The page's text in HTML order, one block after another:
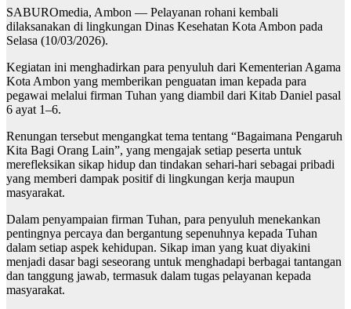
SABUROmedia, Ambon — Pelayanan rohani kembali
dilaksanakan di lingkungan Dinas Kesehatan Kota Ambon pada
Selasa (10/03/2026).
Kegiatan ini menghadirkan para penyuluh dari Kementerian Agama
Kota Ambon yang memberikan penguatan iman kepada para
pegawai melalui firman Tuhan yang diambil dari Kitab Daniel pasal
6 ayat 1–6.
Renungan tersebut mengangkat tema tentang “Bagaimana Pengaruh
Kita Bagi Orang Lain”, yang mengajak setiap peserta untuk
merefleksikan sikap hidup dan tindakan sehari-hari sebagai pribadi
yang memberi dampak positif di lingkungan kerja maupun
masyarakat.
Dalam penyampaian firman Tuhan, para penyuluh menekankan
pentingnya percaya dan bergantung sepenuhnya kepada Tuhan
dalam setiap aspek kehidupan. Sikap iman yang kuat diyakini
menjadi dasar bagi seseorang untuk menghadapi berbagai tantangan
dan tanggung jawab, termasuk dalam tugas pelayanan kepada
masyarakat.